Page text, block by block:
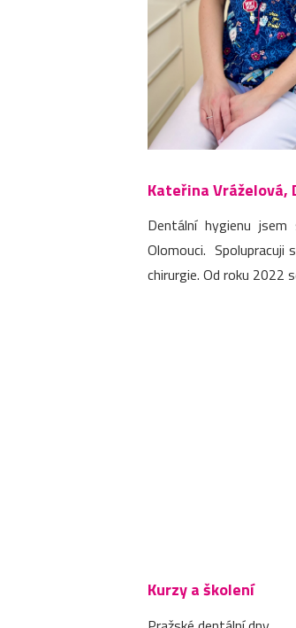
Kateřina Vráželová,
Dentální hygienu
Olomouci.
chirurgie. Od roku 2022
Kurzy a školení